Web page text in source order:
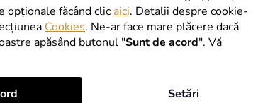
opționale făcând clic aici. Detalii despre cookie-
Cookies. Ne-ar face mare plăcere dacă
apăsând butonul "Sunt de acord". Vă
Setări